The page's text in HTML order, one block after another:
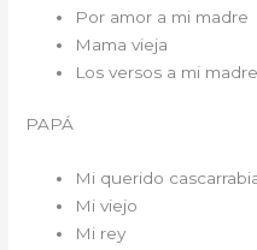
Por amor a mi madre
Mama vieja
Los versos a mi madre
PAPÁ
Mi querido
Mi viejo
Mi rey